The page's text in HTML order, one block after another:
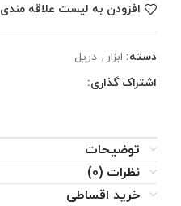
افزودن به لیست علاقه مندی
دسته: ابزار , دریل
اشتراک گذاری:
توضیحات
نظرات (0)
خرید اقساطی